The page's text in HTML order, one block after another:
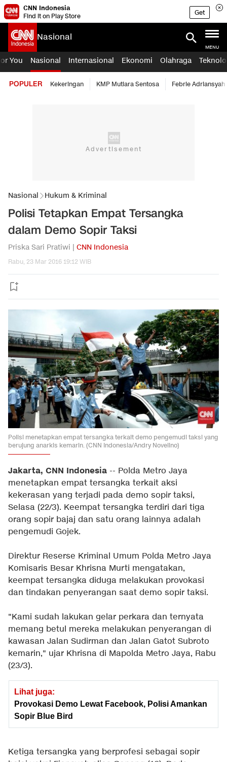
CNN Indonesia
Find it on Play Store
Get
Nasional
MENU
You Nasional Internasional Ekonomi Olahraga
POPULER Kekeringan KMP Mutiara Sentosa Febrie Adriansyah
Nasional Hukum & Kriminal
Polisi Tetapkan Empat Tersangka
dalam Demo Sopir Taksi
Priska Sari Pratiwi | CNN Indonesia
Rabu, 23 Mar 2016 19:12 WIB
Polisi menetapkan empat tersangka terkait demo pengemudi taksi yang
berujung anarkis kemarin. (CNN Indonesia/Andry Novelino)
Jakarta, CNN Indonesia -- Polda Metro Jaya
menetapkan empat tersangka terkait aksi
kekerasan yang terjadi pada demo sopir taksi,
Selasa (22/3). Keempat tersangka terdiri dari tiga
orang sopir bajaj dan satu orang lainnya adalah
pengemudi Gojek.
Direktur Reserse Kriminal Umum Polda Metro Jaya
Komisaris Besar Khrisna Murti mengatakan,
keempat tersangka diduga melakukan provokasi
dan tindakan penyerangan saat demo sopir taksi.
"Kami sudah lakukan gelar perkara dan ternyata
memang betul mereka melakukan penyerangan di
kawasan Jalan Sudirman dan Jalan Gatot Subroto
kemarin," ujar Khrisna di Mapolda Metro Jaya, Rabu
(23/3).
Lihat juga:
Provokasi Demo Lewat Facebook, Polisi Amankan
Sopir Blue Bird
Ketiga tersangka yang berprofesi sebagai sopir